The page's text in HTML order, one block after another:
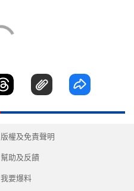
版權及免責聲明
幫助及反饋
我要爆料